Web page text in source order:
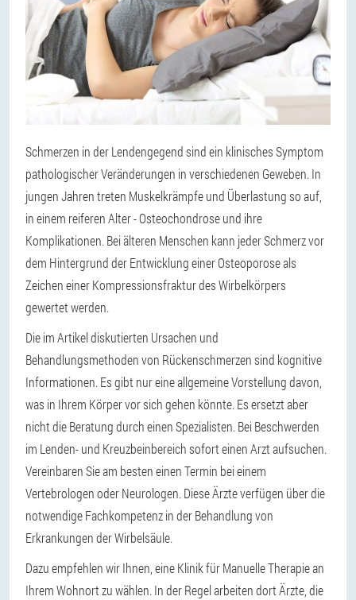
Schmerzen in der Lendengegend sind ein klinisches Symptom
pathologischer Veränderungen in verschiedenen Geweben. In
jungen Jahren treten Muskelkrämpfe und Überlastung so auf,
in einem reiferen Alter - Osteochondrose und ihre
Komplikationen. Bei älteren Menschen kann jeder Schmerz vor
dem Hintergrund der Entwicklung einer Osteoporose als
Zeichen einer Kompressionsfraktur des Wirbelkörpers
gewertet werden.
Die im Artikel diskutierten Ursachen und
Behandlungsmethoden von Rückenschmerzen sind kognitive
Informationen. Es gibt nur eine allgemeine Vorstellung davon,
was in Ihrem Körper vor sich gehen könnte. Es ersetzt aber
nicht die Beratung durch einen Spezialisten. Bei Beschwerden
im Lenden- und Kreuzbeinbereich sofort einen Arzt aufsuchen.
Vereinbaren Sie am besten einen Termin bei einem
Vertebrologen oder Neurologen. Diese Ärzte verfügen über die
notwendige Fachkompetenz in der Behandlung von
Erkrankungen der Wirbelsäule.
Dazu empfehlen wir Ihnen, eine Klinik für Manuelle Therapie an
Ihrem Wohnort zu wählen. In der Regel arbeiten dort Ärzte, die